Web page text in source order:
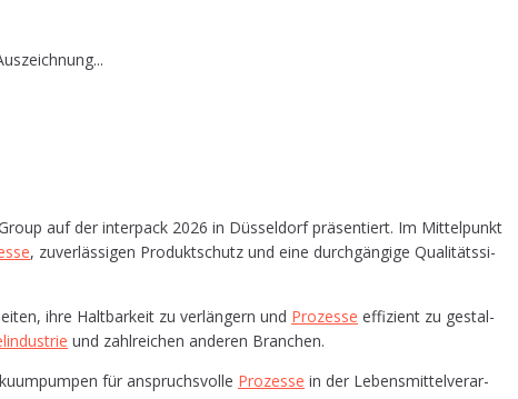
auf der inter­pack 2026 in Düs­sel­dorf prä­sen­tiert. Im Mit­tel­punkt
, zuver­läs­si­gen Pro­dukt­schutz und eine durch­gän­gi­ge Qua­li­täts­si­
ihre Halt­bar­keit zu ver­län­gern und Pro­zes­se effi­zi­ent zu gestal­
und zahl­rei­chen ande­ren Branchen.
für anspruchs­vol­le Pro­zes­se in der Lebens­mit­tel­ver­ar­